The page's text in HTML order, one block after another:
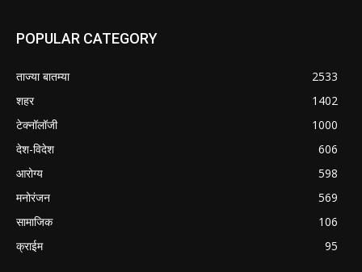
POPULAR CATEGORY
ताज्या बातम्या
2533
शहर
1402
टेक्नॉलॉजी
1000
देश-विदेश
606
आरोग्य
598
मनोरंजन
569
सामाजिक
106
क्राईम
95